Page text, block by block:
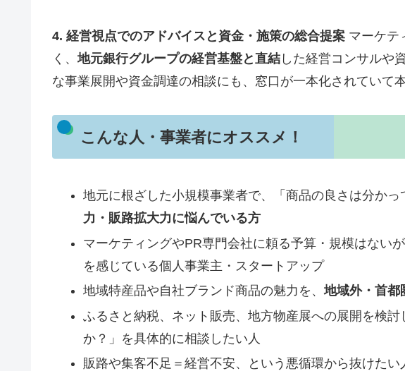
4. 経営視点でのアドバイスと資金・施策の総合提案 マーケテ
く、地元銀行グループの経営基盤と直結 した経営コンサルや
な事業展開や資金調達の相談にも、窓口が一本化されていて
こんな人・事業者にオススメ！
地元に根ざした小規模事業者で、「商品の良さは分かっ
力・販路拡大力に悩んでいる方
マーケティングやPR専門会社に頼る予算・規模はない
を感じている個人事業主・スタートアップ
地域特産品や自社ブランド商品の魅力を、地域外・首都
ふるさと納税、ネット販売、地方物産展への展開を検
か？」を具体的に相談したい人
販路や集客不足＝経営不安、という悪循環から抜けた